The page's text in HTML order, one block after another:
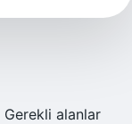
Gerekli alanlar